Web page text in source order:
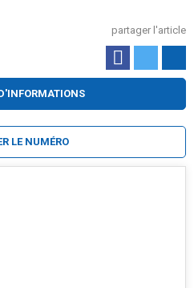
partager l'article
LE NUMÉRO